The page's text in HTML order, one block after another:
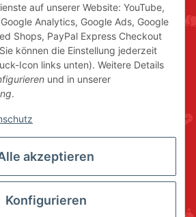
auf unserer Website: YouTube,
Analytics, Google Ads, Google
Shops, PayPal Express Checkout
können die Einstellung jederzeit
Icon links unten). Weitere Details
und in unserer
.
akzeptieren
Konfigurieren